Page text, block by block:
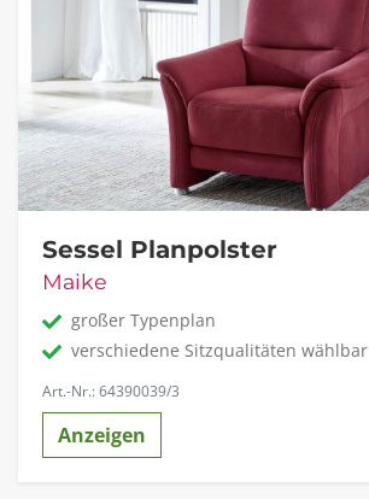
Sessel Planpolster
Maike
großer Typenplan
verschiedene Sitzqualitäten wählbar
Art.-Nr.: 64390039/3
Anzeigen